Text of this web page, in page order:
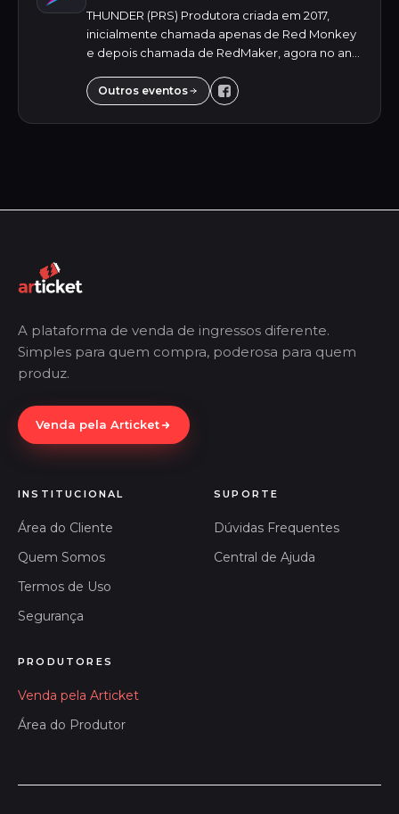
THUNDER (PRS) Produtora criada em 2017,
inicialmente chamada apenas de Red Monkey
e depois chamada de RedMaker, agora no ano
de inovar mais uma vez, atualizar o nome da
produt...
Outros eventos
A plataforma de venda de ingressos diferente.
Simples para quem compra, poderosa para quem
produz.
Venda pela Articket
INSTITUCIONAL
Área do Cliente
Quem Somos
Termos de Uso
Segurança
SUPORTE
Dúvidas Frequentes
Central de Ajuda
PRODUTORES
Venda pela Articket
Área do Produtor